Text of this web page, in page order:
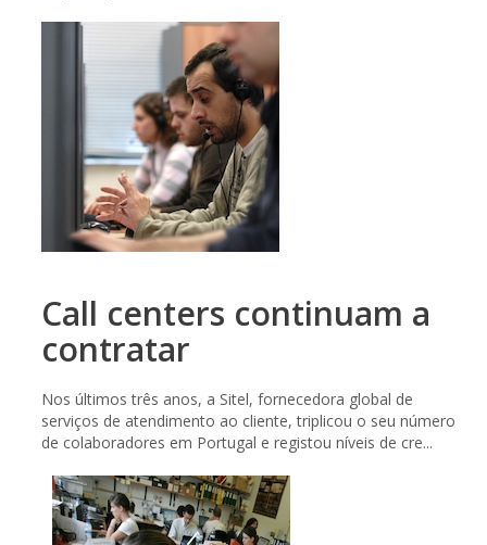
Call centers continuam a
contratar
Nos últimos três anos, a Sitel, fornecedora global de
serviços de atendimento ao cliente, triplicou o seu número
de colaboradores em Portugal e registou níveis de cre...